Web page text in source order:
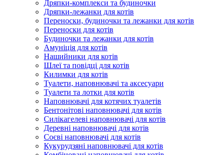
Дряпки-комплекси та будиночки
Дряпки-лежанки для котів
Переноски, будиночки та лежанки для котів
Переноски для котів
Будиночки та лежанки для котів
Амуніція для котів
Нашийники для котів
Шлеї та повідці для котів
Килимки для котів
Туалети, наповнювачі та аксесуари
Туалети та лотки для котів
Наповнювачі для котячих туалетів
Бентонітові наповнювачі для котів
Силікагелеві наповнювачі для котів
Деревні наповнювачі для котів
Соєві наповнювачі для котів
Кукурудзяні наповнювачі для котів